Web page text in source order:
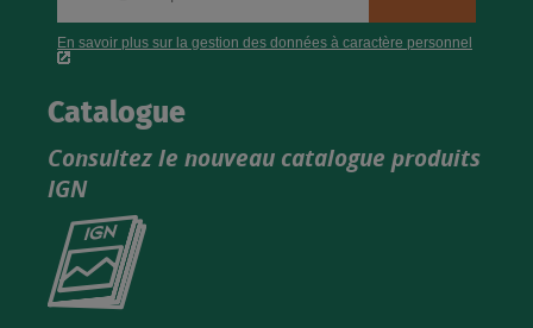
Catalogue
Consultez le nouveau catalogue produits
IGN
Consultez